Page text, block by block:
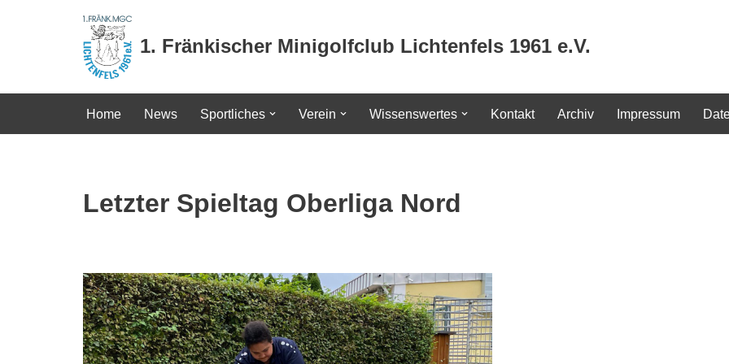
1. Fränkischer Minigolfclub Lichtenfels 1961 e.V.
Home News Sportliches Verein Wissenswertes Kontakt Archiv Impressum
Letzter Spieltag Oberliga Nord